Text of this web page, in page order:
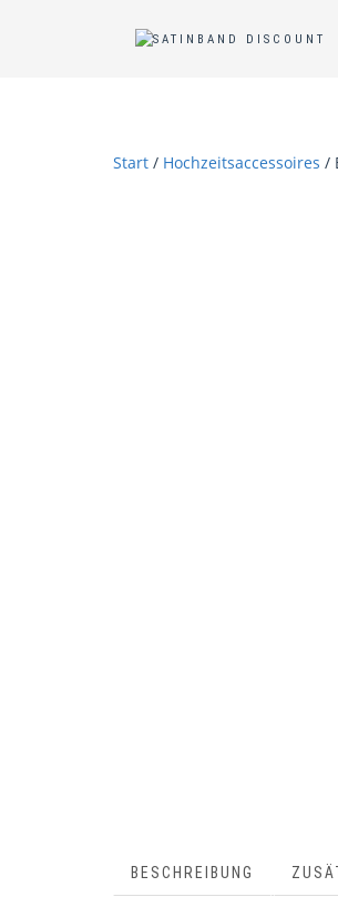
Start / Hochzeitsaccessoires /
BESCHREIBUNG